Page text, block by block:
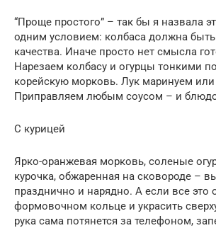
“Проще простого” – так бы я назвала
одним условием: колбаса должна
качества. Иначе просто нет смысла
Нарезаем колбасу и огурцы тонкими
корейскую морковь. Лук маринуем
Приправляем любым соусом – и
С курицей
Ярко-оранжевая морковь, соленые
курочка, обжаренная на сковороде –
празднично и нарядно. А если все это
формовочном кольце и украсить
рука сама потянется за телефоном,